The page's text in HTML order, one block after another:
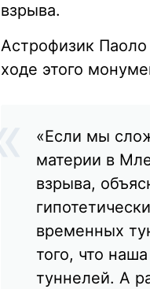
взрыва.
Астрофизик
ходе этого
«Если мы
материи в
взрыва,
временных
того, что
туннелей. А